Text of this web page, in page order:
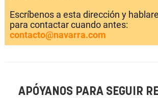
Escríbenos a esta dirección y
para contactar cuando antes:
contacto@navarra.com
APÓYANOS PARA SEGUIR